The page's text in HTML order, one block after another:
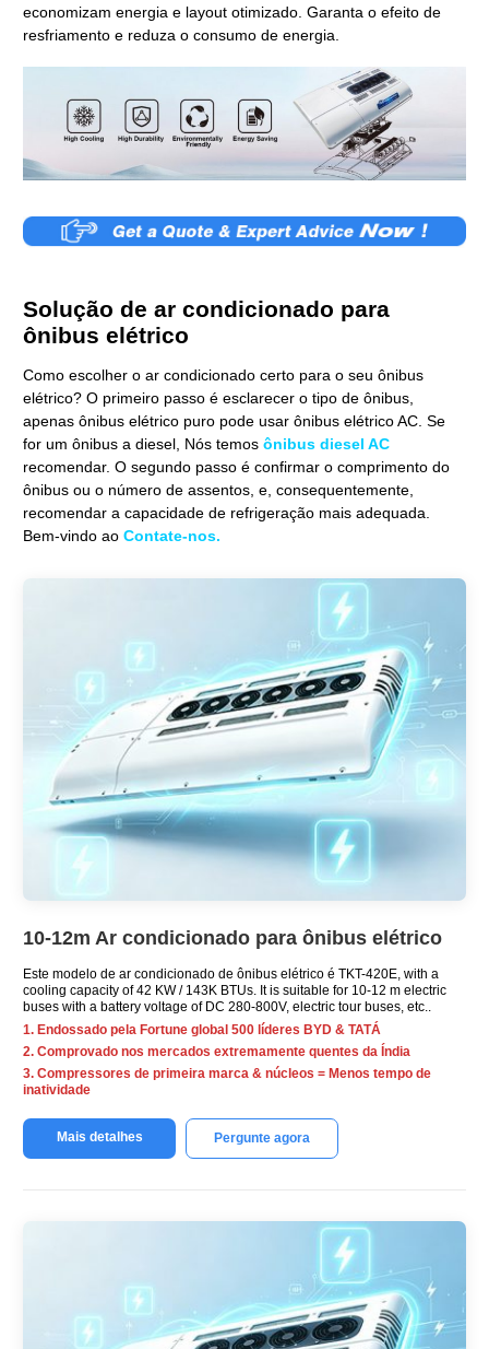
economizam energia e layout otimizado. Garanta o efeito de
resfriamento e reduza o consumo de energia.
Solução de ar condicionado para
ônibus elétrico
Como escolher o ar condicionado certo para o seu ônibus
elétrico? O primeiro passo é esclarecer o tipo de ônibus,
apenas ônibus elétrico puro pode usar ônibus elétrico AC. Se
for um ônibus a diesel, Nós temos ônibus diesel AC
recomendar. O segundo passo é confirmar o comprimento do
ônibus ou o número de assentos, e, consequentemente,
recomendar a capacidade de refrigeração mais adequada.
Bem-vindo ao Contate-nos.
10-12m Ar condicionado para ônibus elétrico
Este modelo de ar condicionado de ônibus elétrico é TKT-420E, with a
cooling capacity of42 KW / 143K BTUs. It is suitable for 10-12 m electric
buses with a battery voltage of DC 280-800V, electric tour buses, etc..
1. Endossado pela Fortune global 500 líderes BYD & TATÁ
2. Comprovado nos mercados extremamente quentes da Índia
3. Compressores de primeira marca & núcleos = Menos tempo de
inatividade
Mais detalhes Pergunte agora